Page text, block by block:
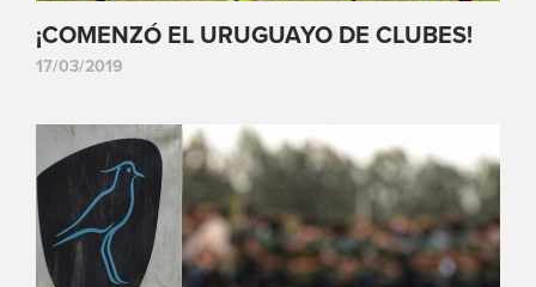
¡COMENZÓ EL URUGUAYO DE CLUBES!
17/03/2019